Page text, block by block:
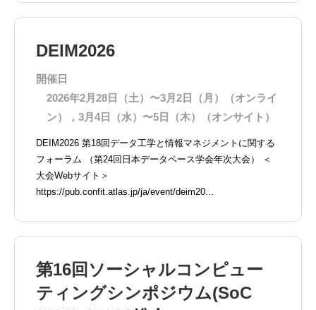
DEIM2026
開催日
2026年2月28日（土）〜3月2日（月）（オンライ
ン），3月4日（水）〜5日（木）（オンサイト）
DEIM2026 第18回データ工学と情報マネジメントに関する
フォーラム （第24回日本データベース学会年次大会） ＜
大会Webサイト＞
https://pub.confit.atlas.jp/ja/event/deim20...
第16回ソーシャルコンピュー
ティングシンポジウム(SoC